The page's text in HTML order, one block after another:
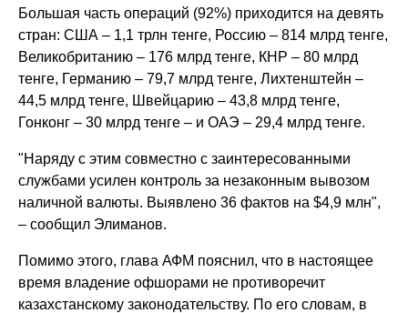
Большая часть операций (92%) приходится на девять
стран: США – 1,1 трлн тенге, Россию – 814 млрд тенге,
Великобританию – 176 млрд тенге, КНР – 80 млрд
тенге, Германию – 79,7 млрд тенге, Лихтенштейн –
44,5 млрд тенге, Швейцарию – 43,8 млрд тенге,
Гонконг – 30 млрд тенге – и ОАЭ – 29,4 млрд тенге.
"Наряду с этим совместно с заинтересованными
службами усилен контроль за незаконным вывозом
наличной валюты. Выявлено 36 фактов на $4,9 млн",
– сообщил Элиманов.
Помимо этого, глава АФМ пояснил, что в настоящее
время владение офшорами не противоречит
казахстанскому законодательству. По его словам, в